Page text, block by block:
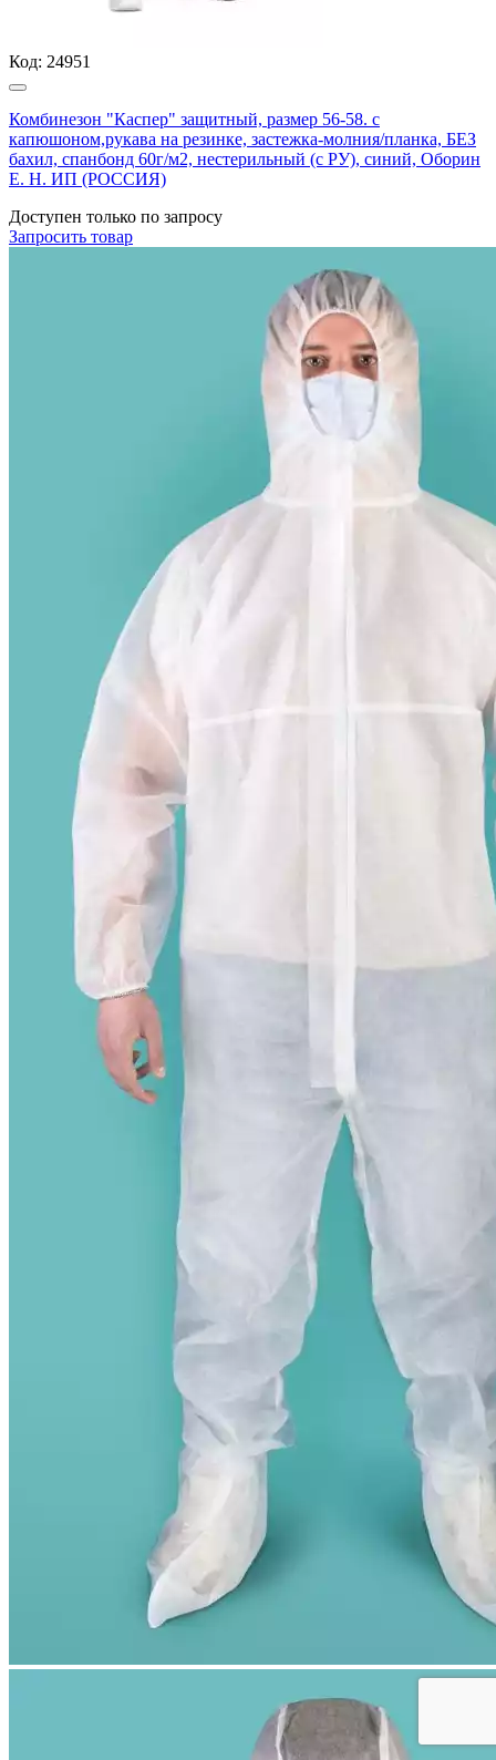
Код: 24951
Комбинезон "Каспер" защитный, размер 56-58. с
капюшоном,рукава на резинке, застежка-молния/планка, БЕЗ
бахил, спанбонд 60г/м2, нестерильный (с РУ), синий, Оборин
Е. Н. ИП (РОССИЯ)
Доступен только по запросу
Запросить товар